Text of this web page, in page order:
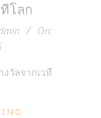
โลก
On:
วัลจากเวที